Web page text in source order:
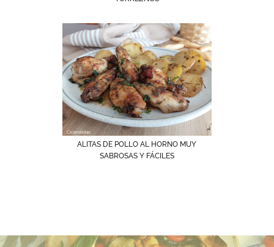
ALITAS DE POLLO AL HORNO MUY
SABROSAS Y FÁCILES